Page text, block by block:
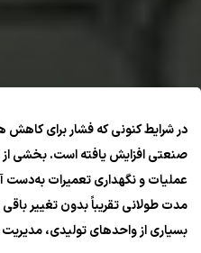
در شرایط کنونی که فشار برای کاهش
صنعتی افزایش یافته است. بخشی
عملیات و نگهداری تعمیرات به‌دست
مدت طولانی تقریباً بدون تغییر باقی
بسیاری از واحدهای تولیدی،